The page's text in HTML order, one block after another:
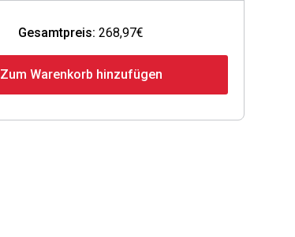
Gesamtpreis: 268,97€
Zum Warenkorb hinzufügen